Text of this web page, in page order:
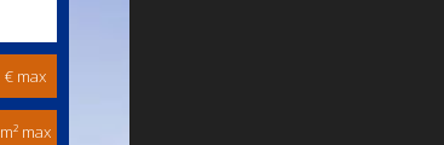
€ max
m² max